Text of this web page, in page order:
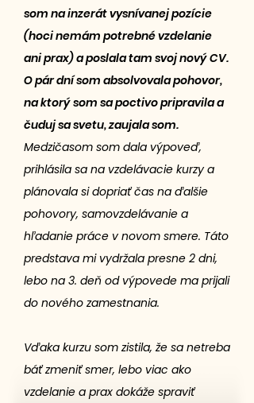
som na inzerát vysnívanej pozície
(hoci nemám potrebné vzdelanie
ani prax) a poslala tam svoj nový CV.
O pár dní som absolvovala pohovor,
na ktorý som sa poctivo pripravila a
čuduj sa svetu, zaujala som.
Medzičasom som dala výpoveď,
prihlásila sa na vzdelávacie kurzy a
plánovala si dopriať čas na ďalšie
pohovory, samovzdelávanie a
hľadanie práce v novom smere. Táto
predstava mi vydržala presne 2 dni,
lebo na 3. deň od výpovede ma prijali
do nového zamestnania.
Vďaka kurzu som zistila, že sa netreba
báť zmeniť smer, lebo viac ako
vzdelanie a prax dokáže spraviť